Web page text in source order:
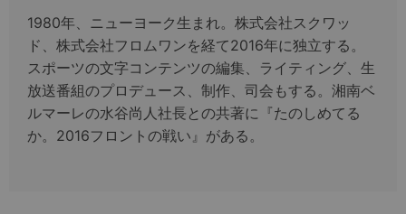
1980年、ニューヨーク生まれ。株式会社スクワッ
ド、株式会社フロムワンを経て2016年に独立する。
スポーツの文字コンテンツの編集、ライティング、生
放送番組のプロデュース、制作、司会もする。湘南ベ
ルマーレの水谷尚人社長との共著に『たのしめてる
か。2016フロントの戦い』がある。